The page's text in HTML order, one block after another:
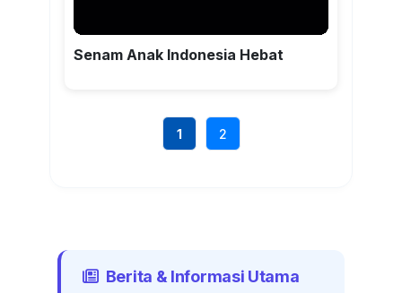
Senam Anak Indonesia Hebat
1 2
Berita & Informasi Utama